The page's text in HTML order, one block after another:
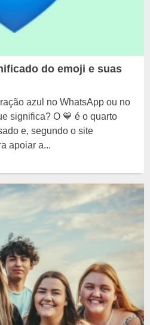
do emoji e suas
azul no WhatsApp ou no
significa? O 💙 é o quarto
e, segundo o site
apoiar a...